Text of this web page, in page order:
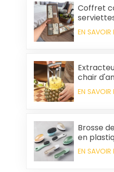
Coffret
carrées
coton
ménager
EN SAVOIR
chair
EN SAVOIR
Brosse
en
en gros
EN SAVOIR